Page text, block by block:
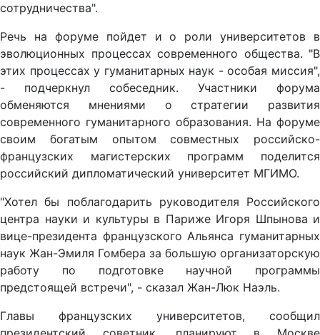
сотрудничества".
Речь на форуме пойдет и о роли университетов в
эволюционных процессах современного общества. "В
этих процессах у гуманитарных наук - особая миссия",
- подчеркнул собеседник. Участники форума
обменяются мнениями о стратегии развития
современного гуманитарного образования. На форуме
своим богатым опытом совместных российско-
французских магистерских программ поделится
российский дипломатический университет МГИМО.
"Хотел бы поблагодарить руководителя Российского
центра науки и культуры в Париже Игоря Шпынова и
вице-президента французского Альянса гуманитарных
наук Жан-Эмиля Гомбера за большую организаторскую
работу по подготовке научной программы
предстоящей встречи", - сказал Жан-Люк Наэль.
Главы французских университетов, сообщил